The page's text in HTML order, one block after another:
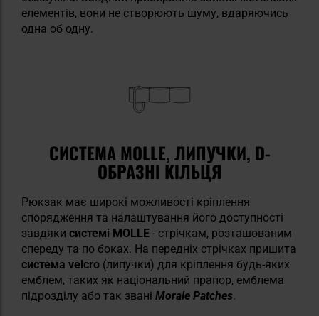
елементів, вони не створюють шуму, вдаряючись
одна об одну.
СИСТЕМА MOLLE, ЛИПУЧКИ, D-
ОБРАЗНІ КІЛЬЦЯ
Рюкзак має широкі можливості кріплення
спорядження та налаштування його доступності
завдяки системі MOLLE - стрічкам, розташованим
спереду та по боках. На передніх стрічках пришита
система velcro (липучки) для кріплення будь-яких
емблем, таких як національний прапор, емблема
підрозділу або так звані Morale Patches.